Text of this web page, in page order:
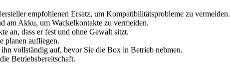
empfohlenen Ersatz, um Kompatibilitätsprobleme zu vermeiden.
am Akku, um Wackelkontakte zu vermeiden.
an, dass er fest und ohne Gewalt sitzt.
planen aufliegen.
vollständig auf, bevor Sie die Box in Betrieb nehmen.
Betriebsbereitschaft.